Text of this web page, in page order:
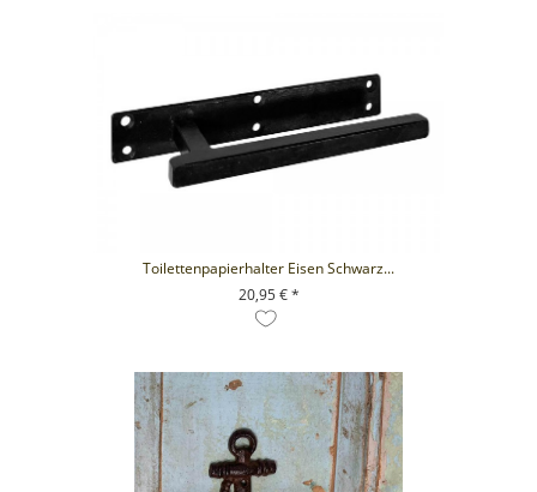
Toilettenpapierhalter Eisen Schwarz...
20,95 € *
+ IN DEN WARENKORB